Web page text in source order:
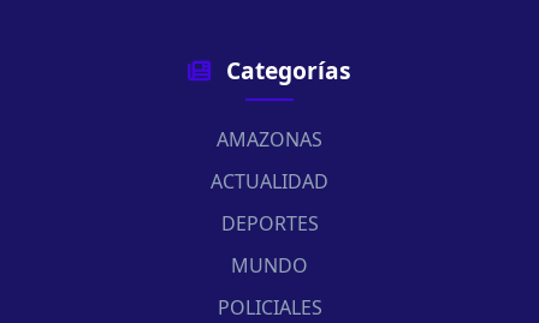
Categorías
AMAZONAS
ACTUALIDAD
DEPORTES
MUNDO
POLICIALES